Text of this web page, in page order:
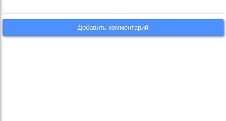
Добавить комментарий